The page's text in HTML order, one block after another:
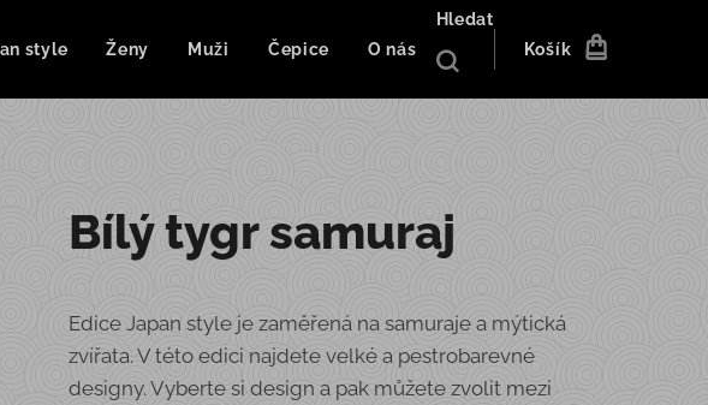
style Ženy Muži Čepice O nás
Hledat
Košík
Bílý tygr samuraj
Edice Japan style je zaměřená na samuraje a mýtická
zvířata. V této edici najdete velké a pestrobarevné
designy. Vyberte si design a pak můžete zvolit mezi